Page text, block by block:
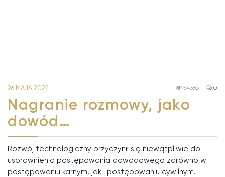
26 MAJA 2022 0
54386
Nagranie rozmowy, jako
dowód…
Rozwój technologiczny przyczynił się niewątpliwie do
usprawnienia postępowania dowodowego zarówno w
postępowaniu karnym, jak i postępowaniu cywilnym.